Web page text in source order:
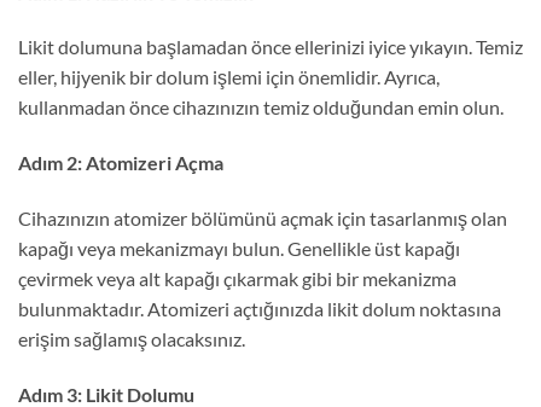
Likit dolumuna başlamadan önce ellerinizi iyice yıkayın. Temiz
eller, hijyenik bir dolum işlemi için önemlidir. Ayrıca,
kullanmadan önce cihazınızın temiz olduğundan emin olun.
Adım 2: Atomizeri Açma
Cihazınızın atomizer bölümünü açmak için tasarlanmış olan
kapağı veya mekanizmayı bulun. Genellikle üst kapağı
çevirmek veya alt kapağı çıkarmak gibi bir mekanizma
bulunmaktadır. Atomizeri açtığınızda likit dolum noktasına
erişim sağlamış olacaksınız.
Adım 3: Likit Dolumu